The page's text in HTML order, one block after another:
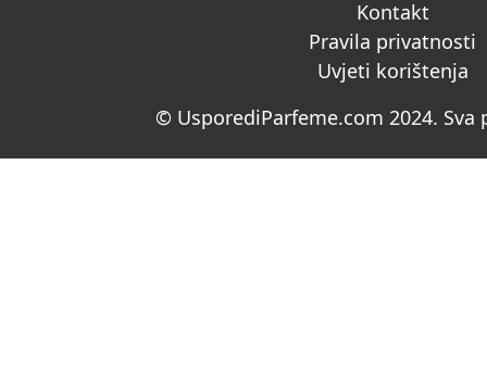
Kontakt
Pravila privatnosti
Uvjeti korištenja
© UsporediParfeme.com 2024. Sva